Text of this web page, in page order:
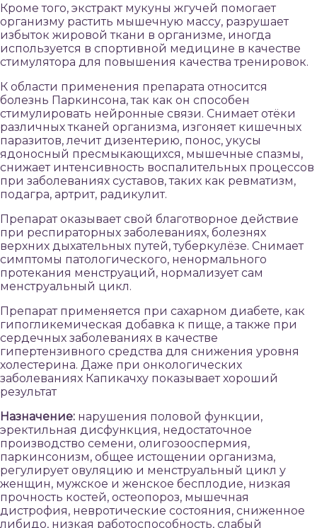
Кроме того, экстракт мукуны жгучей помогает
организму растить мышечную массу, разрушает
избыток жировой ткани в организме, иногда
используется в спортивной медицине в качестве
стимулятора для повышения качества тренировок.
К области применения препарата относится
болезнь Паркинсона, так как он способен
стимулировать нейронные связи. Снимает отёки
различных тканей организма, изгоняет кишечных
паразитов, лечит дизентерию, понос, укусы
ядоносный пресмыкающихся, мышечные спазмы,
снижает интенсивность воспалительных процессов
при заболеваниях суставов, таких как ревматизм,
подагра, артрит, радикулит.
Препарат оказывает свой благотворное действие
при респираторных заболеваниях, болезнях
верхних дыхательных путей, туберкулёзе. Снимает
симптомы патологического, ненормального
протекания менструаций, нормализует сам
менструальный цикл.
Препарат применяется при сахарном диабете, как
гипогликемическая добавка к пище, а также при
сердечных заболеваниях в качестве
гипертензивного средства для снижения уровня
холестерина. Даже при онкологических
заболеваниях Капикачху показывает хороший
результат
Назначение: нарушения половой функции,
эректильная дисфункция, недостаточное
производство семени, олигозооспермия,
паркинсонизм, общее истощении организма,
регулирует овуляцию и менструальный цикл у
женщин, мужское и женское бесплодие, низкая
прочность костей, остеопороз, мышечная
дистрофия, невротические состояния, сниженное
либидо, низкая работоспособность, слабый